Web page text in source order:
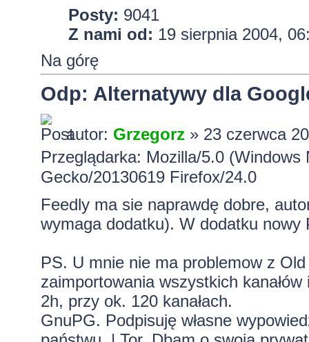
Posty: 9041
Z nami od: 19 sierpnia 2004,
Na górę
Odp: Alternatywy dla
autor: Grzegorz» 23 czerwca
Przeglądarka: Mozilla/5.0
Gecko/20130619 Firefox/24.0
Feedly ma sie naprawdę dobre,
wymaga dodatku). W dodatku
PS. U mnie nie ma problemow z
zaimportowania wszystkich
2h, przy ok. 120 kanałach.
GnuPG. Podpisuję własne